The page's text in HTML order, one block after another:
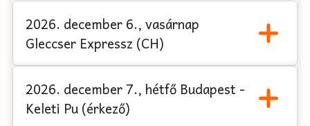
2026. december 6., vasárnap
Gleccser Expressz (CH)
2026. december 7., hétfő Budapest -
Keleti Pu (érkező)